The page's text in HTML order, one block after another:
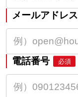
メールアドレス
電話番号 必須